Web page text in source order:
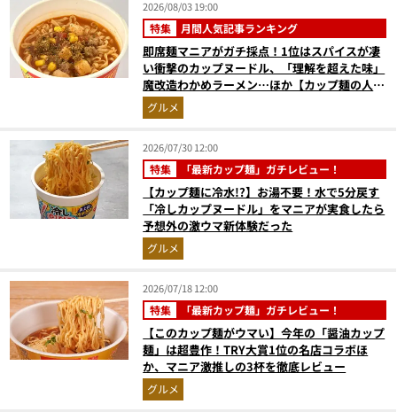
2026/08/03 19:00
特集 月間人気記事ランキング
即席麺マニアがガチ採点！1位はスパイスが凄
い衝撃のカップヌードル、「理解を超えた味」
魔改造わかめラーメン…ほか【カップ麺の人気
記事ランキングベスト3】（2026年6月版）
グルメ
2026/07/30 12:00
特集 「最新カップ麺」ガチレビュー！
【カップ麺に冷水!?】お湯不要！水で5分戻す
「冷しカップヌードル」をマニアが実食したら
予想外の激ウマ新体験だった
グルメ
2026/07/18 12:00
特集 「最新カップ麺」ガチレビュー！
【このカップ麺がウマい】今年の「醤油カップ
麺」は超豊作！TRY大賞1位の名店コラボほ
か、マニア激推しの3杯を徹底レビュー
グルメ